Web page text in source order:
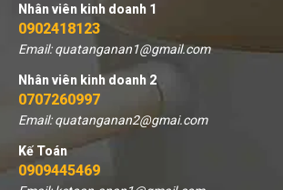
Nhân viên kinh doanh 1
0902418123
Email: quatanganan1@gmail.com
Nhân viên kinh doanh 2
0707260997
Email: quatanganan2@gmai.com
Kế Toán
0909445469